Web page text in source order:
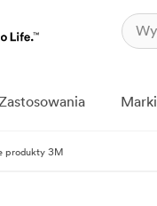
Marki
produkty 3M